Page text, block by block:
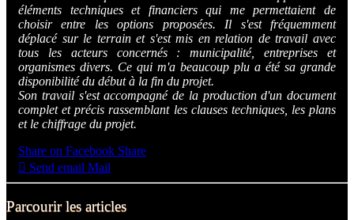
éléments techniques et financiers qui me permettaient de
choisir entre les options proposées. Il s'est fréquemment
déplacé sur le terrain et s'est mis en relation de travail avec
tous les acteurs concernés : municipalité, entreprises et
organismes divers. Ce qui m'a beaucoup plu a été sa grande
disponibilité du début à la fin du projet.
Son travail s'est accompagné de la production d'un document
complet et précis rassemblant les clauses techniques, les plans
et le chiffrage du projet.
Share on Facebook Share
Send email Mail
Parcourir les articles